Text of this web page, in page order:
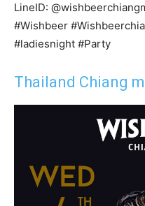
LineID:
#Wishbeer
#ladiesnight #Party
Thailand Chiang